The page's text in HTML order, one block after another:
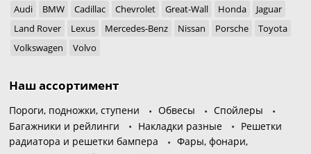
Audi BMW Cadillac Chevrolet Great-Wall Honda
Jaguar
Land Rover
Lexus Mercedes-Benz Nissan Porsche
Toyota
Volkswagen
Volvo
Наш ассортимент
Пороги, подножки, ступени Обвесы
Спойлеры
Багажники и рейлинги
Накладки разные
Решетки
радиатора и решетки бампера
Фары, фонари,